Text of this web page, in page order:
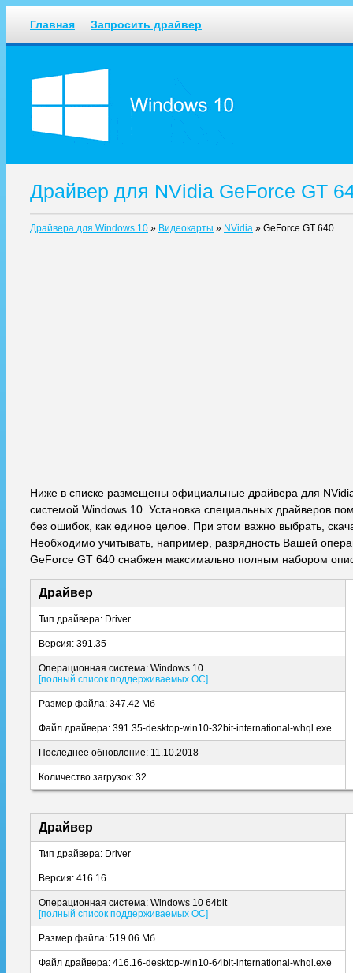
Главная Запросить драйвер
Драйвер для NVidia GeForce GT
Драйвера для Windows 10 » Видеокарты » NVidia » GeForce GT 640
Ниже в списке размещены официальные драйвера для
системой Windows 10. Установка специальных драйверов
без ошибок, как единое целое. При этом важно выбрать,
Необходимо учитывать, например, разрядность Вашей
GeForce GT 640 снабжен максимально полным набором
Драйвер
Тип драйвера: Driver
Версия: 391.35
Операционная система: Windows 10
[полный список поддерживаемых ОС]
Размер файла: 347.42 Мб
Файл драйвера: 391.35-desktop-win10-32bit-international-whql.exe
Последнее обновление: 11.10.2018
Количество загрузок: 32
Драйвер
Тип драйвера: Driver
Версия: 416.16
Операционная система: Windows 10 64bit
[полный список поддерживаемых ОС]
Размер файла: 519.06 Мб
Файл драйвера: 416.16-desktop-win10-64bit-international-whql.exe